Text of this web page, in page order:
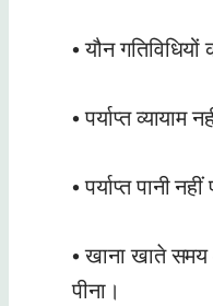
• यौन
• पर्याप्त व्यायाम
• पर्याप्त पानी नहीं
• खाना खाते
पीना।